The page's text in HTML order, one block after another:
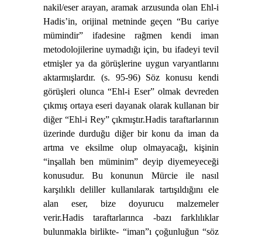
nakil/eser arayan, aramak arzusunda olan Ehl-i
Hadis’in, orijinal metninde geçen “Bu cariye
mümindir” ifadesine rağmen kendi iman
metodolojilerine uymadığı için, bu ifadeyi tevil
etmişler ya da görüşlerine uygun varyantlarını
aktarmışlardır. (s. 95-96) Söz konusu kendi
görüşleri olunca “Ehl-i Eser” olmak devreden
çıkmış ortaya eseri dayanak olarak kullanan bir
diğer “Ehl-i Rey” çıkmıştır.Hadis taraftarlarının
üzerinde durduğu diğer bir konu da iman da
artma ve eksilme olup olmayacağı, kişinin
“inşallah ben müminim” deyip diyemeyeceği
konusudur. Bu konunun Mürcie ile nasıl
karşılıklı deliller kullanılarak tartışıldığını ele
alan eser, bize doyurucu malzemeler
verir.Hadis taraftarlarınca -bazı farklılıklar
bulunmakla birlikte- “iman”ı çoğunluğun “söz